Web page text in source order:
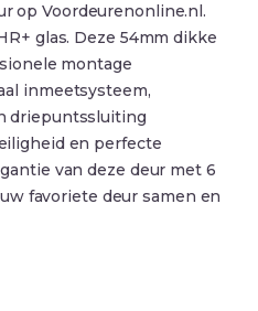
op Voordeurenonline.nl.
glas. Deze 54mm dikke
montage
inmeetsysteem,
driepuntssluiting
en perfecte
van deze deur met 6
favoriete deur samen en